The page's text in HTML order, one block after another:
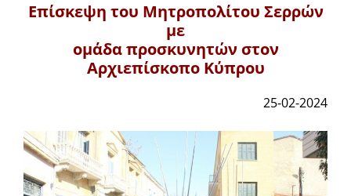
Επίσκεψη του Μητροπολίτου Σερρών
με
ομάδα προσκυνητών στον
Αρχιεπίσκοπο Κύπρου
25-02-2024